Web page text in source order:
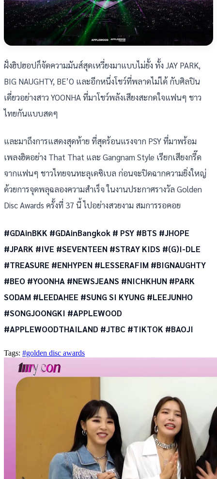
ฝั่งฮิปฮอปก็จัดความมันส์สุดเหวี่ยงมาแบบไม่ยั้ง ทั้ง JAY PARK,
BIG NAUGHTY, BE’O และอีกหนึ่งโชว์ที่พลาดไม่ได้ กับศิลปิน
เดี่ยวอย่างสาว YOONHA ที่มาโชว์พลังเสียงสะกดใจแฟนๆ ชาว
ไทยกันแบบสดๆ
และมาถึงการแสดงสุดท้าย ที่สุดร้อนแรงจาก PSY ที่มาพร้อม
เพลงฮิตอย่าง That That และ Gangnam Style เรียกเสียงกรี๊ด
จากแฟนๆ ชาวไทยจนทะลุเดซิเบล ก่อนจะปิดฉากความยิ่งใหญ่
ด้วยการจุดพลุฉลองความสำเร็จ ในงานประกาศรางวัล Golden
Disc Awards ครั้งที่ 37 นี้ ไปอย่างสวยงาม สมการรอคอย
#GDAinBKK #GDAinBangkok # PSY #BTS #JHOPE
#JPARK #IVE #SEVENTEEN #STRAY KIDS #(G)I-DLE
#TREASURE #ENHYPEN #LESSERAFIM #BIGNAUGHTY
#BEO #YOONHA #NEWSJEANS #NICHKHUN #PARK
SODAM #LEEDAHEE #SUNG SI KYUNG #LEEJUNHO
#SONGJOONGKI #APPLEWOOD
#APPLEWOODTHAILAND #JTBC #TIKTOK #BAOJI
Tags: #golden disc awards